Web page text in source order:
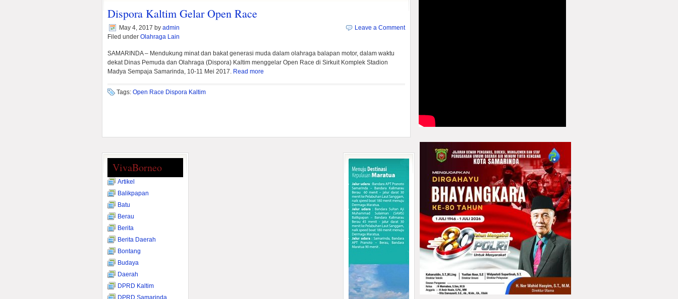
Dispora Kaltim Gelar Open Race
May 4, 2017 by admin
Filed under Olahraga Lain
Leave a Comment
SAMARINDA – Mendukung minat dan bakat generasi muda dalam olahraga balapan motor, dalam waktu
dekat Dinas Pemuda dan Olahraga (Dispora) Kaltim menggelar Open Race di Sirkuit Komplek Stadion
Madya Sempaja Samarinda, 10-11 Mei 2017. Read more
Tags: Open Race Dispora Kaltim
VivaBorneo
Artikel
Balikpapan
Batu
Berau
Berita
Berita Daerah
Bontang
Budaya
Daerah
DPRD Kaltim
DPRD Samarinda